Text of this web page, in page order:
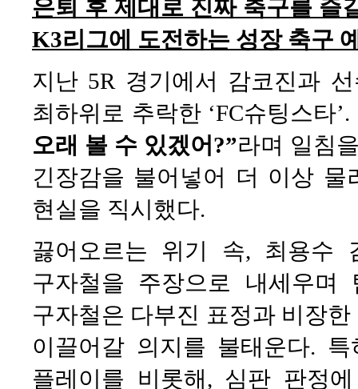
은퇴 후 제대로 진짜 축구를 즐
K3리그에 도전하는 성장 축구
지난 5R 경기에서 감코진과
최하위로 추락한 ‘FC슈팅스타
오래 볼 수 있겠어?”라며 일침
긴장감을 불어넣어 더 이상 물
현실을 직시했다.
끓어오르는 위기 속, 최용수
구자철을 주장으로 내세우
구자철은 다부진 표정과 비장
이끌어갈 의지를 불태운다.
플레이를 비롯해, 심판 판정